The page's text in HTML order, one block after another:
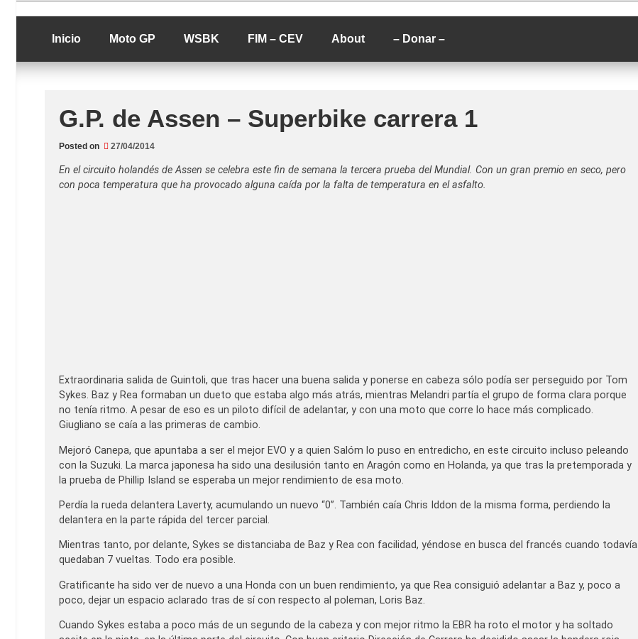
to
contentLucio Lopez GP
luciolopezgp
Inicio Moto GP WSBK FIM – CEV About – Donar –
G.P. de Assen – Superbike carrera 1
Posted on 27/04/2014
En el circuito holandés de Assen se celebra este fin de semana la tercera prueba del Mundial. Con un gran premio en seco, pero
con poca temperatura que ha provocado alguna caída por la falta de temperatura en el asfalto.
Extraordinaria salida de Guintoli, que tras hacer una buena salida y ponerse en cabeza sólo podía ser perseguido por Tom
Sykes. Baz y Rea formaban un dueto que estaba algo más atrás, mientras Melandri partía el grupo de forma clara porque
no tenía ritmo. A pesar de eso es un piloto difícil de adelantar, y con una moto que corre lo hace más complicado.
Giugliano se caía a las primeras de cambio.
Mejoró Canepa, que apuntaba a ser el mejor EVO y a quien Salóm lo puso en entredicho, en este circuito incluso peleando
con la Suzuki. La marca japonesa ha sido una desilusión tanto en Aragón como en Holanda, ya que tras la pretemporada y
la prueba de Phillip Island se esperaba un mejor rendimiento de esa moto.
Perdía la rueda delantera Laverty, acumulando un nuevo “0”. También caía Chris Iddon de la misma forma, perdiendo la
delantera en la parte rápida del tercer parcial.
Mientras tanto, por delante, Sykes se distanciaba de Baz y Rea con facilidad, yéndose en busca del francés cuando todavía
quedaban 7 vueltas. Todo era posible.
Gratificante ha sido ver de nuevo a una Honda con un buen rendimiento, ya que Rea consiguió adelantar a Baz y, poco a
poco, dejar un espacio aclarado tras de sí con respecto al poleman, Loris Baz.
Cuando Sykes estaba a poco más de un segundo de la cabeza y con mejor ritmo la EBR ha roto el motor y ha soltado